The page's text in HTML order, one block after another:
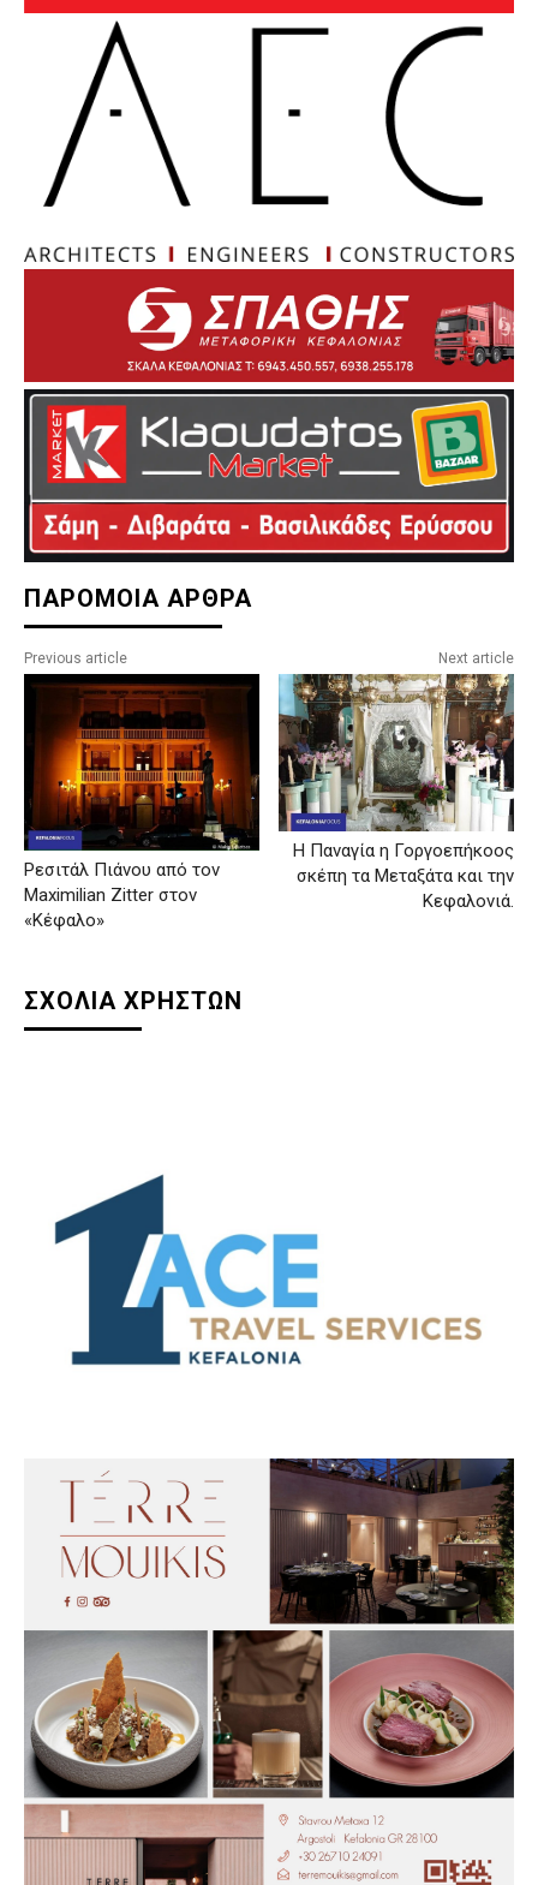
ΠΑΡΟΜΟΙΑ ΑΡΘΡΑ
Previous article
Ρεσιτάλ Πιάνου από τον
Maximilian Zitter στον
«Κέφαλο»
Next article
Η Παναγία η Γοργοεπήκοος
σκέπη τα Μεταξάτα και την
Κεφαλονιά.
ΣΧΟΛΙΑ ΧΡΗΣΤΩΝ